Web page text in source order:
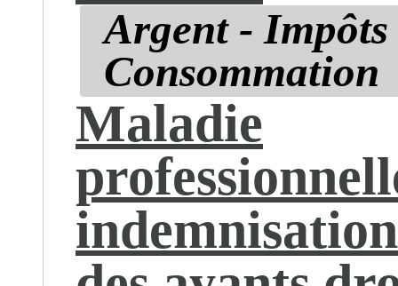
Argent - Impôts
Consommation
Maladie
indemnisation